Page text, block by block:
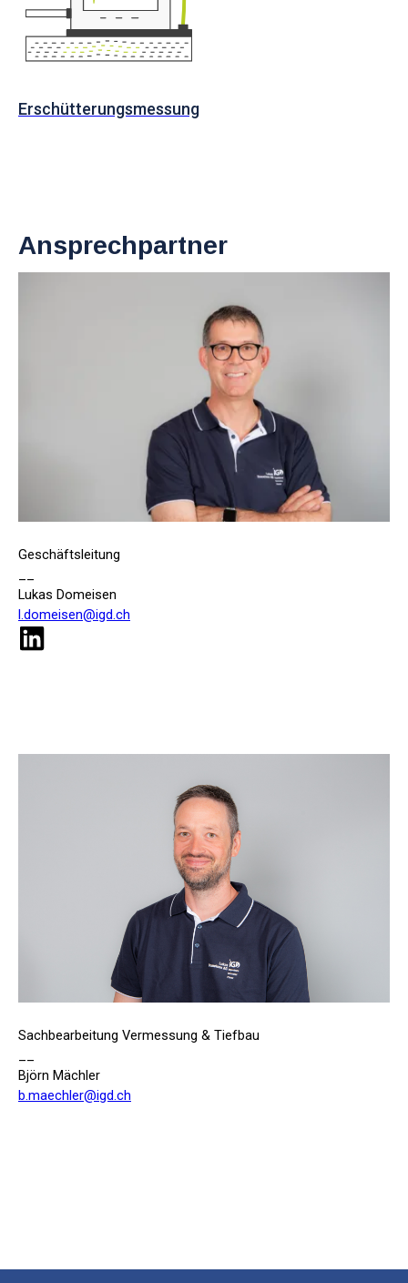
Erschütterungsmessung
Ansprechpartner
Geschäftsleitung
Lukas Domeisen
l.domeisen@igd.ch
Sachbearbeitung Vermessung & Tiefbau
Björn Mächler
b.maechler@igd.ch